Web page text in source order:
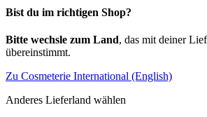
Bist du im richtigen Shop?
Bitte wechsle zum Land, das mit deiner
übereinstimmt.
Zu Cosmeterie International (English)
Anderes Lieferland wählen